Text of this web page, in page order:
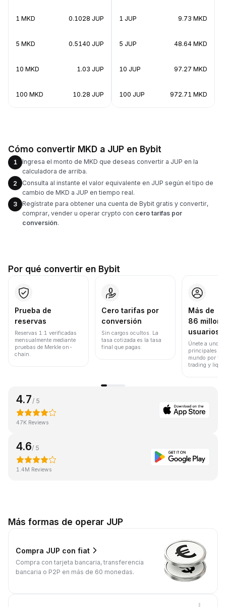
1 MKD 0.1028 JUP
5 MKD 0.5140 JUP
10 MKD 1.03 JUP
100 MKD 10.28 JUP
1 JUP 9.73 MKD
5 JUP 48.64 MKD
10 JUP 97.27 MKD
100 JUP 972.71 MKD
Cómo convertir MKD a JUP en Bybit
1
Ingresa el monto de MKD que deseas convertir a JUP en la
calculadora de arriba.
2
Consulta al instante el valor equivalente en JUP según el tipo de
cambio de MKD a JUP en tiempo real.
3
Regístrate para obtener una cuenta de Bybit gratis y convertir,
comprar, vender u operar crypto con cero tarifas por
conversión.
Por qué convertir en Bybit
Prueba de
reservas
Reservas 1:1 verificadas
mensualmente mediante
pruebas de Merkle on-
chain.
Cero tarifas por
conversión
Sin cargos ocultos. La
tasa cotizada es la tasa
final que pagas.
Más de
86
usuarios
Únete a uno
principales
mundo por
trading y
4.7/ 5
47K Reviews
4.6/ 5
1.4M Reviews
Más formas de operar JUP
Compra JUP con fiat
Compra con tarjeta bancaria, transferencia
bancaria o P2P en más de 60 monedas.